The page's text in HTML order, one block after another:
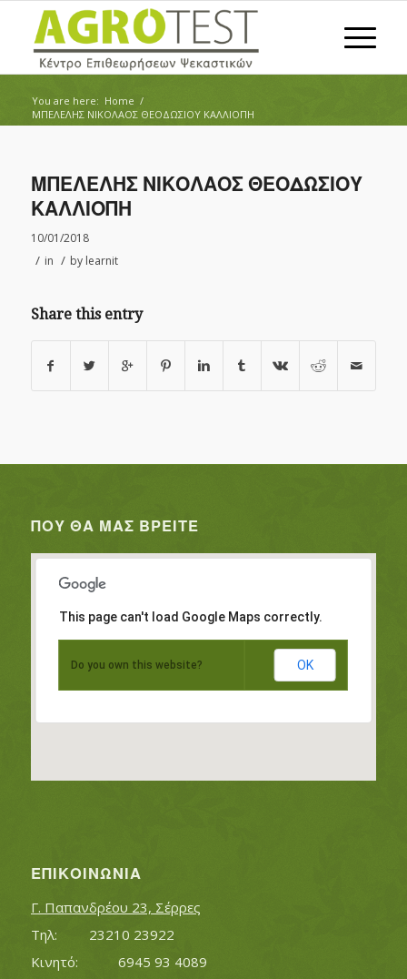
You are here: Home /
ΜΠΕΛΕΛΗΣ ΝΙΚΟΛΑΟΣ ΘΕΟΔΩΣΙΟΥ ΚΑΛΛΙΟΠΗ
ΜΠΕΛΕΛΗΣ ΝΙΚΟΛΑΟΣ ΘΕΟΔΩΣΙΟΥ
ΚΑΛΛΙΟΠΗ
10/01/2018
/ in / by learnit
Share this entry
ΠΟΥ ΘΑ ΜΑΣ ΒΡΕΊΤΕ
This page can't load Google Maps correctly.
Do you own this website? OK
ΕΠΙΚΟΙΝΩΝΊΑ
Γ. Παπανδρέου 23, Σέρρες
Τηλ:		23210 23922
Κινητό:		6945 93 4089